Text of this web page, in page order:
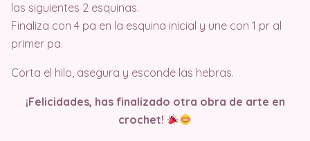
las siguientes 2 esquinas.
Finaliza con 4 pa en la esquina inicial y une con 1 pr al
primer pa.
Corta el hilo, asegura y esconde las hebras.
¡Felicidades, has finalizado otra obra de arte en
crochet!